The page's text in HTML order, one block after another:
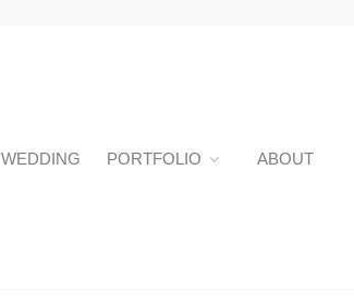
WEDDING PORTFOLIO ABOUT